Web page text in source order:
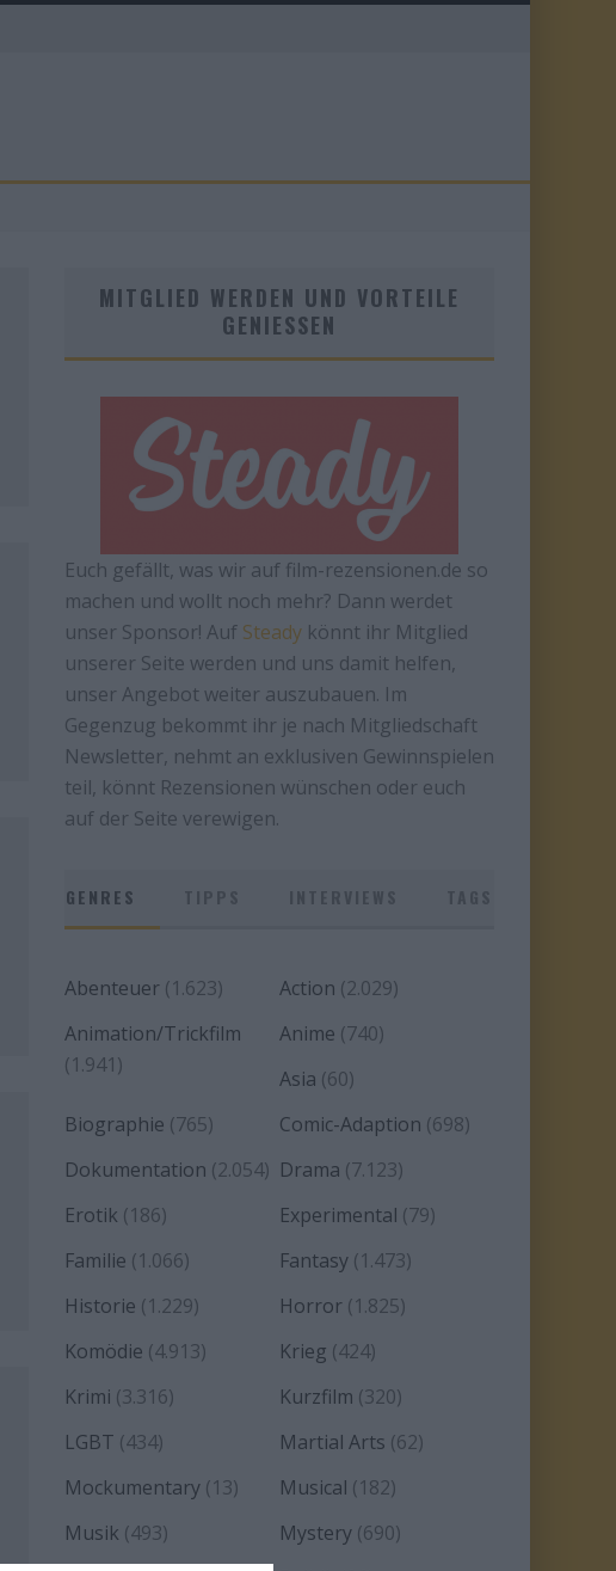
MITGLIED WERDEN UND VORTEILE
GENIESSEN
Euch gefällt, was wir auf film-rezensionen.de so
machen und wollt noch mehr? Dann werdet
unser Sponsor! Auf Steady könnt ihr Mitglied
unserer Seite werden und uns damit helfen,
unser Angebot weiter auszubauen. Im
Gegenzug bekommt ihr je nach Mitgliedschaft
Newsletter, nehmt an exklusiven Gewinnspielen
teil, könnt Rezensionen wünschen oder euch
auf der Seite verewigen.
GENRES
Abenteuer (1.623) Action (2.029)
Animation/Trickfilm
(1.941)
Anime (740)
Asia (60)
Biographie (765) Comic-Adaption (698)
Dokumentation (2.054) Drama (7.123)
Erotik (186) Experimental (79)
Familie (1.066) Fantasy(1.473)
Historie (1.229) Horror(1.825)
Komödie (4.913) Krieg (424)
Krimi (3.316) Kurzfilm (320)
LGBT (434) Martial Arts (62)
Mockumentary (13) Musical (182)
Musik (493) Mystery(690)